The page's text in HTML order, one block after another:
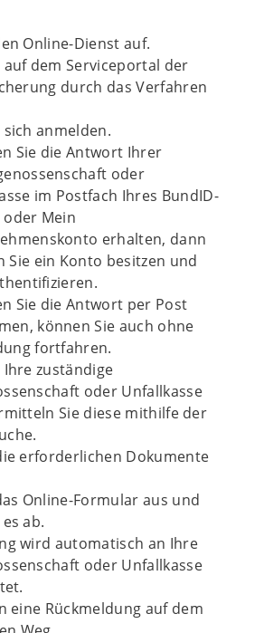
Online-Dienst auf.
auf dem Serviceportal der
durch das Verfahren
anmelden.
Sie die Antwort Ihrer
oder
im Postfach Ihres BundID-
Mein
erhalten, dann
Sie ein Konto besitzen und
Sie die Antwort per Post
können Sie auch ohne
fortfahren.
Ihre zuständige
oder Unfallkasse
Sie diese mithilfe der
erforderlichen Dokumente
Online-Formular aus und
ab.
wird automatisch an Ihre
oder Unfallkasse
eine Rückmeldung auf dem